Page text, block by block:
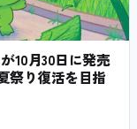
10月30日に発売
祭り復活を目指